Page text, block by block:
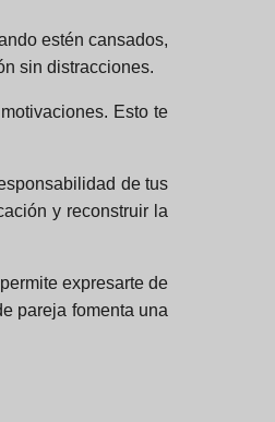
estén cansados,
sin distracciones.
Esto te
de tus
y reconstruir la
expresarte de
pareja fomenta una